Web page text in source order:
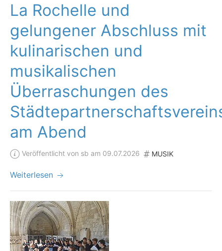
La Rochelle und
gelungener Abschluss mit
kulinarischen und
musikalischen
Überraschungen des
am Abend
Veröffentlicht von sb am 09.07.2026 MUSIK
Weiterlesen